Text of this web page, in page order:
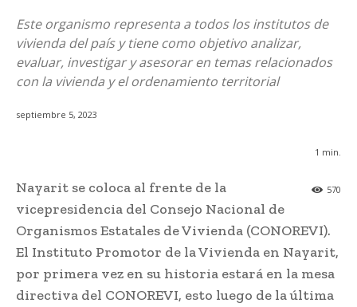
Este organismo representa a todos los institutos de
vivienda del país y tiene como objetivo analizar,
evaluar, investigar y asesorar en temas relacionados
con la vivienda y el ordenamiento territorial
septiembre 5, 2023
1 min.
570
Nayarit se coloca al frente de la
vicepresidencia del Consejo Nacional de
Organismos Estatales de Vivienda (CONOREVI).
El Instituto Promotor de la Vivienda en Nayarit,
por primera vez en su historia estará en la mesa
directiva del CONOREVI, esto luego de la última